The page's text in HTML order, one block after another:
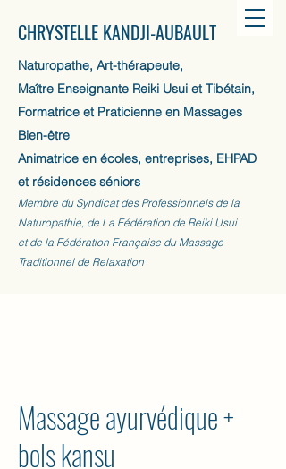
CHRYSTELLE KANDJI-AUBAULT
Naturopathe, Art-thérapeute,
Maître Enseignante Reiki Usui et Tibétain,
Formatrice et Praticienne en Massages
Bien-être
Animatrice en écoles, entreprises, EHPAD
et résidences séniors
Membre du Syndicat des Professionnels de la
Naturopathie, de La Fédération de Reiki Usui
et de la Fédération Française du Massage
Traditionnel de Relaxation
Massage ayurvédique +
bols kansu